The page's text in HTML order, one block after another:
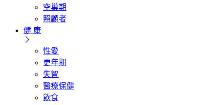
空巢期
照顧者
健 康
性愛
更年期
失智
醫療保健
飲食